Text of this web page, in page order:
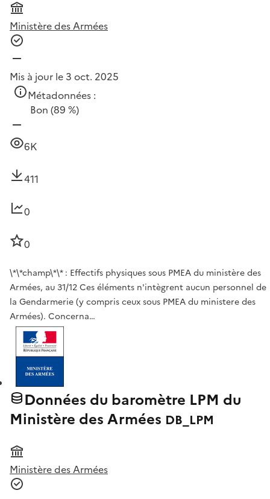
Ministère des Armées
Mis à jour le 3 oct. 2025
Métadonnées :
Bon (89 %)
6K
411
0
0
\*\*champ\*\* : Effectifs physiques sous PMEA du ministère des
Armées, au 31/12 Ces éléments n'intègrent aucun personnel de
la Gendarmerie (y compris ceux sous PMEA du ministere des
Armées). Concerna…
Données du baromètre LPM du
Ministère des Armées DB_LPM
Ministère des Armées